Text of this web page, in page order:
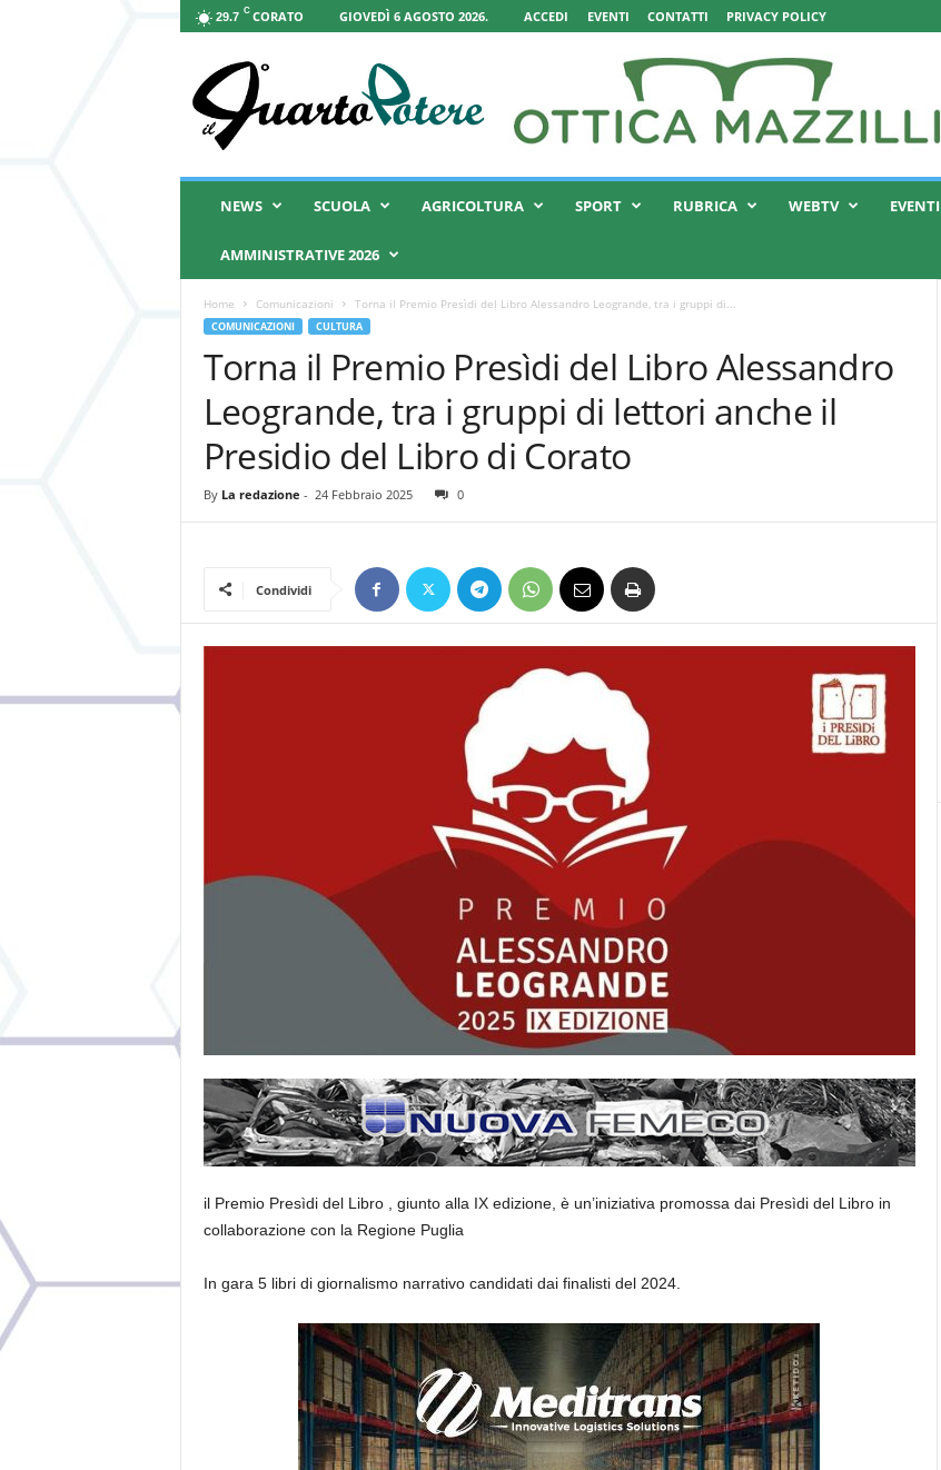
29.7 C CORATO GIOVEDÌ 6 AGOSTO 2026. ACCEDI EVENTI CONTATTI PRIVACY POLICY
Q
NEWS SCUOLA AGRICOLTURA SPORT RUBRICA WEBTV EVENTI
AMMINISTRATIVE 2026
Home Comunicazioni Torna il Premio Presìdi del Libro Alessandro Leogrande, tra i gruppi di...
COMUNICAZIONI CULTURA
Torna il Premio Presìdi del Libro Alessandro
Leogrande, tra i gruppi di lettori anche il
Presidio del Libro di Corato
By La redazione - 24 Febbraio 2025 0
Condividi
il Premio Presìdi del Libro giunto alla IX edizione, è un’iniziativa promossa dai Presìdi del L ibro in
collaborazione con la Regione Puglia
In gara 5 libri di giornalismo narrativo candidati dai finalisti del 2024.